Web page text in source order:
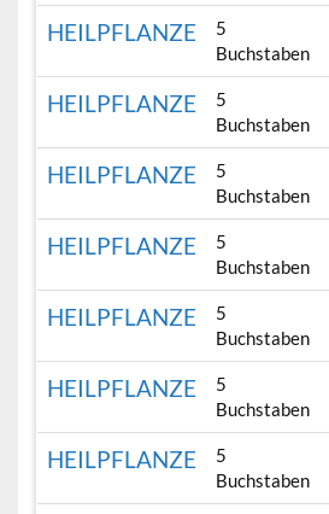
HEILPFLANZE
5
Buchstaben
HEILPFLANZE
5
Buchstaben
HEILPFLANZE
5
Buchstaben
HEILPFLANZE
5
Buchstaben
HEILPFLANZE
5
Buchstaben
HEILPFLANZE
5
Buchstaben
HEILPFLANZE
5
Buchstaben